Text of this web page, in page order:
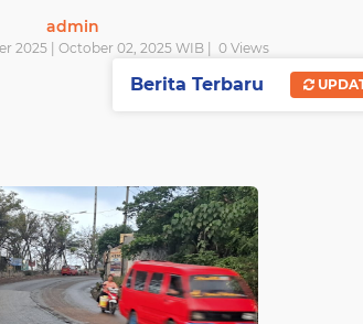
admin
2025 | October 02, 2025 WIB | 0Views
SHARE
Berita Terbaru